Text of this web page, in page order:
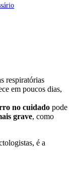
respiratórias
em poucos dias,
no cuidado pode
grave, como
é a